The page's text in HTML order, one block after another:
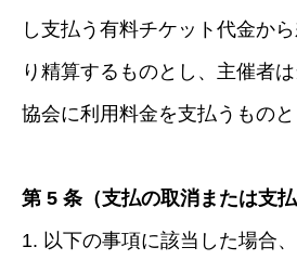
し支払う有料チケット代金か
り精算するものとし、主催者
協会に利用料金を支払うものと
第 5 条（支払の取消または支
1. 以下の事項に該当した場合